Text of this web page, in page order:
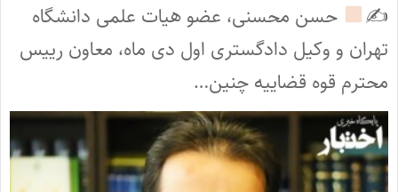
✍
حسن محسنی، عضو هیات علمی دانشگاه
تهران و وکیل دادگستری اول دی ماه، معاون رییس
محترم قوه قضاییه چنین…